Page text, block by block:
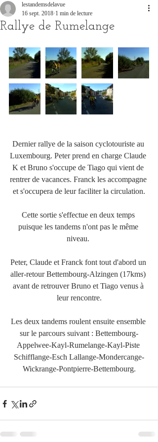
Rallye de Rumelange
lestandemsdelavue
16 sept. 2018 1 min de lecture
Dernier rallye de la saison cyclotouriste au
Luxembourg. Peter prend en charge Claude
K et Bruno s'occupe de Tiago qui vient de
rentrer de vacances. Franck les accompagne
et s'occupera de leur faciliter la circulation.
Cette sortie s'effectue en deux temps
puisque les tandems n'ont pas le même
niveau.
Peter, Claude et Franck font tout d'abord un
aller-retour Bettembourg-Alzingen (17kms)
avant de retrouver Bruno et Tiago venus à
leur rencontre.
Les deux tandems roulent ensuite ensemble
sur le parcours suivant : Bettembourg-
Appelwee-Kayl-Rumelange-Kayl-Piste
Schifflange-Esch Lallange-Mondercange-
Wickrange-Pontpierre-Bettembourg.